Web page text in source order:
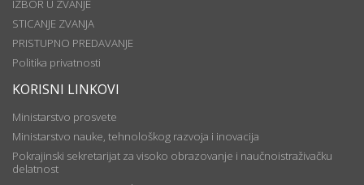
IZBOR U ZVANJE
STICANJE ZVANJA
PRISTUPNO PREDAVANJE
Politika privatnosti
KORISNI LINKOVI
Ministarstvo prosvete
Ministarstvo nauke, tehnološkog razvoja i inovacija
Pokrajinski sekretarijat za visoko obrazovanje i naučnoistraživačku
delatnost